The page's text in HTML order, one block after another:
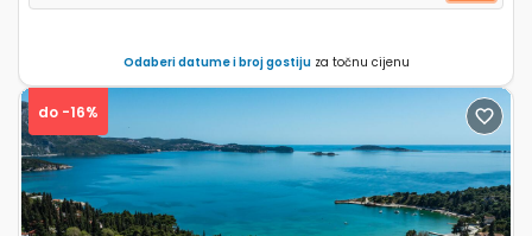
Odaberi datume i broj gostijuza točnu cijenu
do -16%